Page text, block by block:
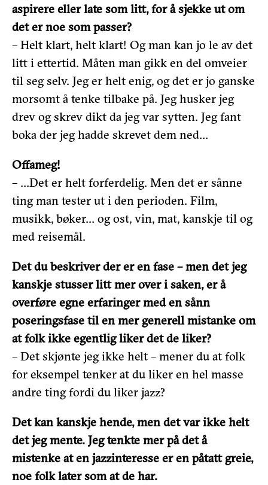
aspirere eller late som litt, for å sjekke ut om
det er noe som passer?
– Helt klart, helt klart! Og man kan jo le av det
litt i ettertid. Måten man gikk en del omveier
til seg selv. Jeg er helt enig, og det er jo ganske
morsomt å tenke tilbake på. Jeg husker jeg
drev og skrev dikt da jeg var sytten. Jeg fant
boka der jeg hadde skrevet dem ned…
Offameg!
– …Det er helt forferdelig. Men det er sånne
ting man tester ut i den perioden. Film,
musikk, bøker… og ost, vin, mat, kanskje til og
med reisemål.
Det du beskriver der er en fase – men det jeg
kanskje stusser litt mer over i saken, er å
overføre egne erfaringer med en sånn
poseringsfase til en mer generell mistanke om
at folk ikke egentlig liker det de liker?
– Det skjønte jeg ikke helt – mener du at folk
for eksempel tenker at du liker en hel masse
andre ting fordi du liker jazz?
Det kan kanskje hende, men det var ikke helt
det jeg mente. Jeg tenkte mer på det å
mistenke at en jazzinteresse er en påtatt greie,
noe folk later som at de har.